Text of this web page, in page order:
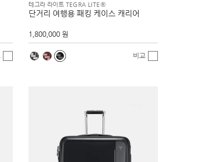
테그라 라이트 TEGRA LITE®
단거리 여행용 패킹 케이스 캐리어
1,800,000 원
비교